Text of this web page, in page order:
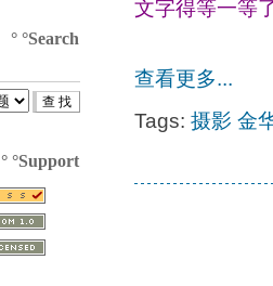
文字得等一
查看更多...
Tags: 摄影 金
° °Search
° °Support